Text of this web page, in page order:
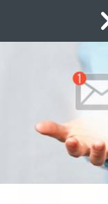
Dipl.-
Günther
Autor:in